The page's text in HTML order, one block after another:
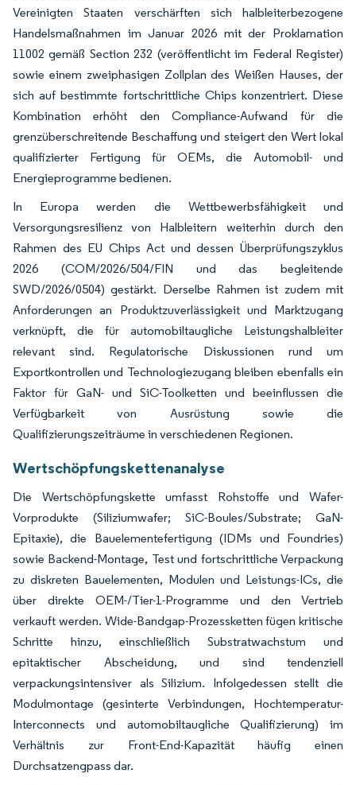
Vereinigten Staaten verschärften sich halbleiterbezogene
Handelsmaßnahmen im Januar 2026 mit der Proklamation
11002 gemäß Section 232 (veröffentlicht im Federal Register)
sowie einem zweiphasigen Zollplan des Weißen Hauses, der
sich auf bestimmte fortschrittliche Chips konzentriert. Diese
Kombination erhöht den Compliance-Aufwand für die
grenzüberschreitende Beschaffung und steigert den Wert lokal
qualifizierter Fertigung für OEMs, die Automobil- und
Energieprogramme bedienen.
In Europa werden die Wettbewerbsfähigkeit und
Versorgungsresilienz von Halbleitern weiterhin durch den
Rahmen des EU Chips Act und dessen Überprüfungszyklus
2026 (COM/2026/504/FIN und das begleitende
SWD/2026/0504) gestärkt. Derselbe Rahmen ist zudem mit
Anforderungen an Produktzuverlässigkeit und Marktzugang
verknüpft, die für automobiltaugliche Leistungshalbleiter
relevant sind. Regulatorische Diskussionen rund um
Exportkontrollen und Technologiezugang bleiben ebenfalls ein
Faktor für GaN- und SiC-Toolketten und beeinflussen die
Verfügbarkeit von Ausrüstung sowie die
Qualifizierungszeiträume in verschiedenen Regionen.
Wertschöpfungskettenanalyse
Die Wertschöpfungskette umfasst Rohstoffe und Wafer-
Vorprodukte (Siliziumwafer; SiC-Boules/Substrate; GaN-
Epitaxie), die Bauelementefertigung (IDMs und Foundries)
sowie Backend-Montage, Test und fortschrittliche Verpackung
zu diskreten Bauelementen, Modulen und Leistungs-ICs, die
über direkte OEM-/Tier-1-Programme und den Vertrieb
verkauft werden. Wide-Bandgap-Prozessketten fügen kritische
Schritte hinzu, einschließlich Substratwachstum und
epitaktischer Abscheidung, und sind tendenziell
verpackungsintensiver als Silizium. Infolgedessen stellt die
Modulmontage (gesinterte Verbindungen, Hochtemperatur-
Interconnects und automobiltaugliche Qualifizierung) im
Verhältnis zur Front-End-Kapazität häufig einen
Durchsatzengpass dar.